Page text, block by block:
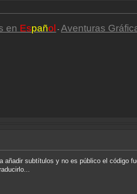
en Español -Aventuras
subtítulos y no es público el código